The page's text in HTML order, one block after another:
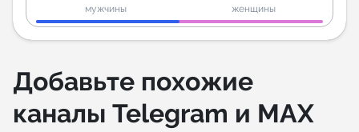
мужчины женщины
Добавьте похожие
каналы Telegram и MAX